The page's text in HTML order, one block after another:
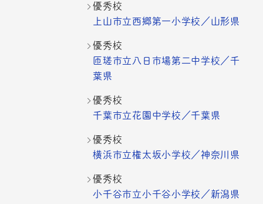
優秀校
上山市立西郷第一小学校／山形県
優秀校
匝瑳市立八日市場第二中学校／千
葉県
優秀校
千葉市立花園中学校／千葉県
優秀校
横浜市立権太坂小学校／神奈川県
優秀校
小千谷市立小千谷小学校／新潟県